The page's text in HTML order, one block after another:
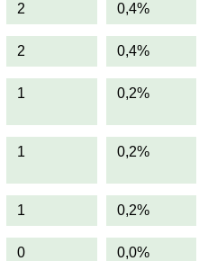
2 0,4%
2 0,4%
1 0,2%
1 0,2%
1 0,2%
0 0,0%